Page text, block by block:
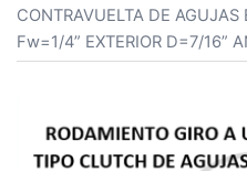
CONTRAVUELTA DE AGUJAS
Fw=1/4” EXTERIOR D=7/16”